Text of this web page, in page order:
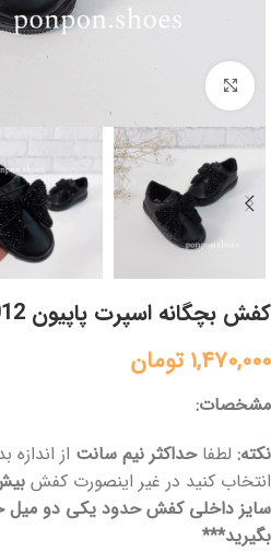
برای بزرگنمایی کلیک کنید
کفش بچگانه اسپرت پاپیون 1012
1,470,000 تومان
مشخصات:
نکته: لطفاحداکثر نیم سانت از
انتخاب کنید در غیر اینصورت کفش
سایز داخلی کفش حدود یکی دو میل
بگیرید***